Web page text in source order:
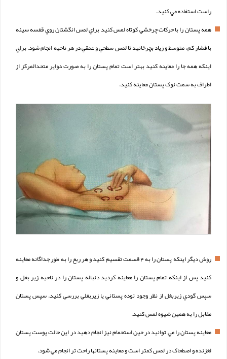
راست استفاده مي کنيد.
همه پستان را با حرکات چرخشي کوتاه لمس کنيد براي لمس انگشتان روي قفسه سينه
با فشار کم، متوسط و زياد بچرخانيد تا لمس سطحي و عمقي در هر ناحيه انجام شود. براي
اينکه همه جا را معاينه کنيد بهتر است تمام پستان را به صورت دواير متحدالمرکز از
اطراف به سمت نوک پستان معاينه کنيد.
روش ديگر اينکه پستان را به 4 قسمت تقسيم کنيد و هر ربع را به طور جداگانه معاينه
کنيد پس از اينکه تمام پستان را معاينه کرديد دنباله پستان را در ناحيه زير بغل و
سپس گودي زيربغل از نظر وجود توده پستاني يا زيربغلي بررسي کنيد. سپس پستان
مقابل را به همين شيوه لمس کنيد.
معاينه پستان را مي توانيد در حين استحمام نيز انجام دهيد در اين حالت پوست پستان
لغزنده و اصطحاک در لمس کمتر است و معاينه پستانها راحت تر انجام مي شود.